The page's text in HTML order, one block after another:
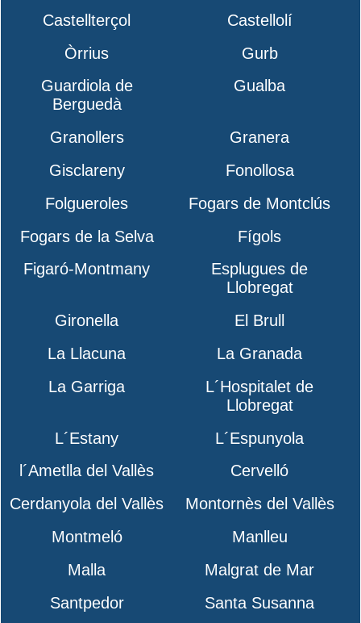
Castellterçol
Castellolí
Òrrius
Gurb
Guardiola de
Berguedà
Gualba
Granollers
Granera
Gisclareny
Fonollosa
Folgueroles
Fogars de Montclús
Fogars de la Selva
Fígols
Figaró-Montmany
Esplugues de
Llobregat
Gironella
El Brull
La Llacuna
La Granada
La Garriga
L´Hospitalet de
Llobregat
L´Estany
L´Espunyola
l´Ametlla del Vallès
Cervelló
Cerdanyola del Vallès
Montornès del Vallès
Montmeló
Manlleu
Malla
Malgrat de Mar
Santpedor
Santa Susanna